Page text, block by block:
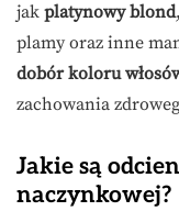
jak platynowy blond
plamy oraz inne
dobór koloru
zachowania
Jakie są
naczynkowej?